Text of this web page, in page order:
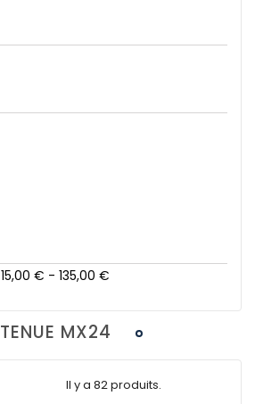
15,00 € - 135,00 €
TENUE MX24
Il y a 82 produits.